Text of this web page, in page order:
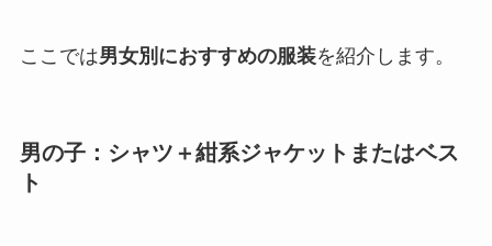
ここでは男女別におすすめの服装を紹介します。
男の子：シャツ＋紺系ジャケットまたはベス
ト